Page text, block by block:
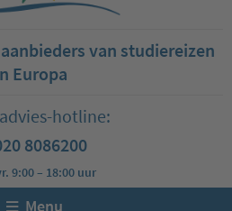
van studiereizen
Europa
hotline:
8086200
9:00 – 18:00 uur
Menu